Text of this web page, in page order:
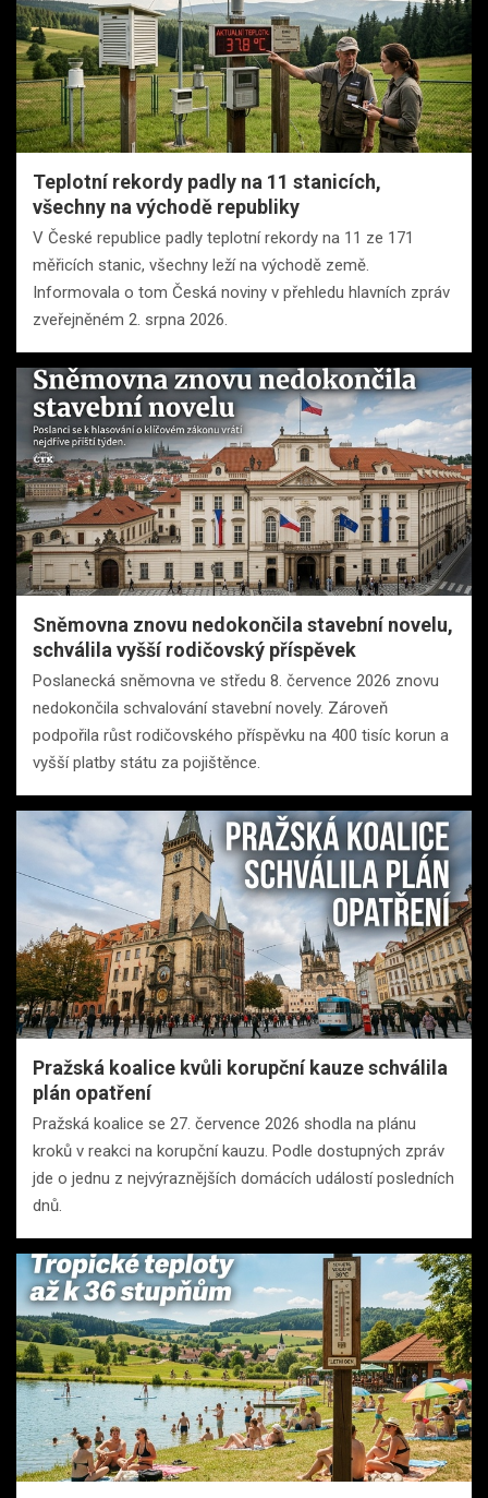
Teplotní rekordy padly na 11 stanicích,
všechny na východě republiky
V České republice padly teplotní rekordy na 11 ze 171
měřicích stanic, všechny leží na východě země.
Informovala o tom Česká noviny v přehledu hlavních zpráv
zveřejněném 2. srpna 2026.
Sněmovna znovu nedokončila stavební novelu,
schválila vyšší rodičovský příspěvek
Poslanecká sněmovna ve středu 8. července 2026 znovu
nedokončila schvalování stavební novely. Zároveň
podpořila růst rodičovského příspěvku na 400 tisíc korun a
vyšší platby státu za pojištěnce.
Pražská koalice kvůli korupční kauze schválila
plán opatření
Pražská koalice se 27. července 2026 shodla na plánu
kroků v reakci na korupční kauzu. Podle dostupných zpráv
jde o jednu z nejvýraznějších domácích událostí posledních
dnů.